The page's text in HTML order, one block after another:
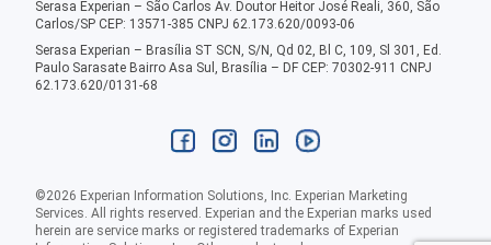
Serasa Experian – São Carlos Av. Doutor Heitor José Reali, 360, São
Carlos/SP CEP: 13571-385 CNPJ 62.173.620/0093-06
Serasa Experian – Brasília ST SCN, S/N, Qd 02, Bl C, 109, Sl 301, Ed.
Paulo Sarasate Bairro Asa Sul, Brasília – DF CEP: 70302-911 CNPJ
62.173.620/0131-68
©2026 Experian Information Solutions, Inc. Experian Marketing
Services. All rights reserved. Experian and the Experian marks used
herein are service marks or registered trademarks of Experian